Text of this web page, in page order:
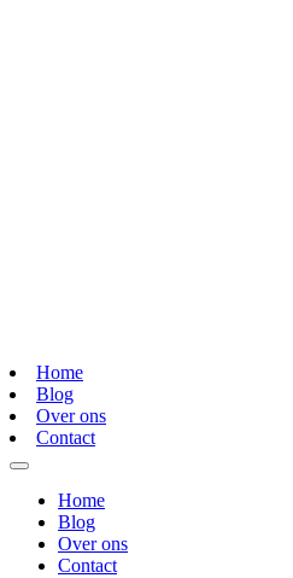
Home
Blog
Over ons
Contact
Home
Blog
Over ons
Contact